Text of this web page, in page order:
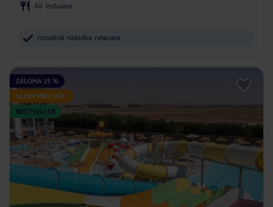
All Inclusive
rozsáhlá nabídka relaxace
ZÁLOHA 25 %
SLEVY PRO DĚTI
BESTSELLER